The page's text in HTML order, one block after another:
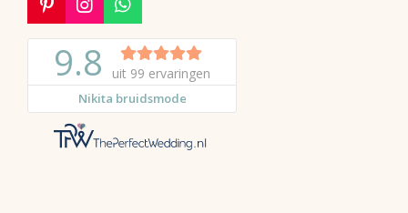
P
i
n
e
e
I
n
s
t
a
g
r
a
m
W
h
a
t
s
A
p